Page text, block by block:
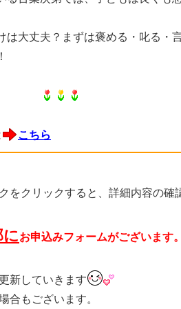
は大丈夫？まずは褒める・叱る・
こちら
をクリックすると、詳細内容の確
お申込みフォームがございます。
新していきます
合もございます。